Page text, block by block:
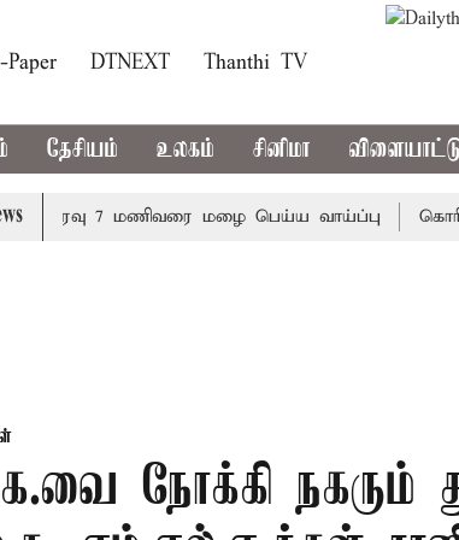
Paper DTNEXT Thanthi TV
தேசியம் உலகம் சினிமா
இரவு 7 மணிவரை மழை பெய்ய வாய்ப்பு கொரிய
நோக்கி